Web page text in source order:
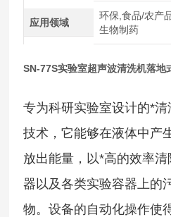
应用领域
环保,食品/农产
生物制药
SN-77S实验室超声波清洗机落地
专为科研实验室设计的*
技术，它能够在液体中产
放出能量，以*高的效率
器以及各类实验容器上的
物。设备的自动化操作使